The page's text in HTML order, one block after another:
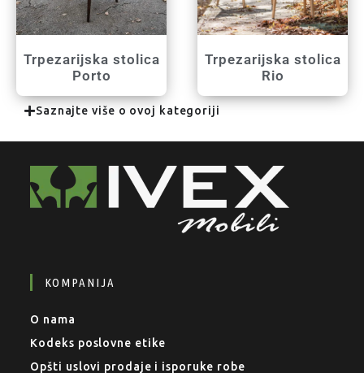
Trpezarijska stolica
Porto
Trpezarijska stolica
Rio
Saznajte više o ovoj kategoriji
KOMPANIJA
O nama
Kodeks poslovne etike
Opšti uslovi prodaje i isporuke robe